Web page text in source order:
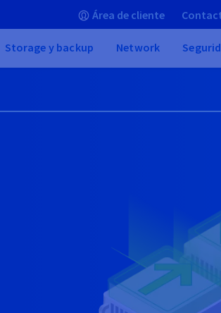
Área de cliente
Storage y backup Network